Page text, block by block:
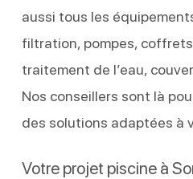
aussi tous les
filtration, pompes,
traitement de l’eau,
Nos conseillers sont là
des solutions adaptées à
Votre projet piscine à